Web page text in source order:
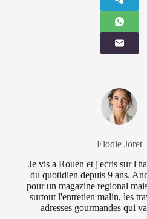
Elodie Joret
Je vis a Rouen et j'ecris sur
du quotidien depuis 9 ans.
pour un magazine regional
surtout l'entretien malin, les
adresses gourmandes qui